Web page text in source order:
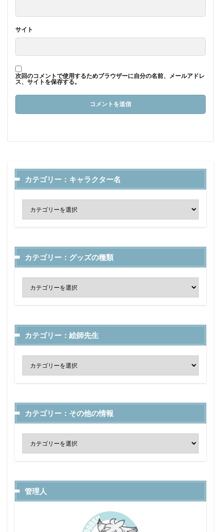
サイト
次回のコメントで使用するためブラウザーに自分の名前、メールアドレ
ス、サイトを保存する。
カテゴリー：キャラクター名
カテゴリー：グッズの種類
カテゴリー：絵師先生
カテゴリー：その他の情報
管理人